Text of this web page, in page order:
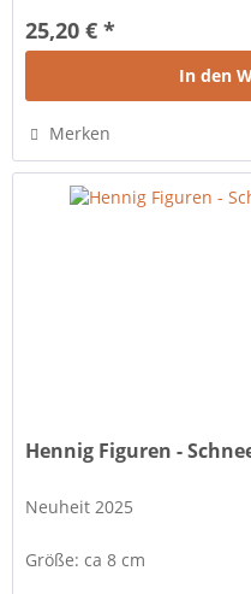
25,20 € *
In den
Merken
Hennig Figuren -
Neuheit 2025
Größe: ca 8 cm